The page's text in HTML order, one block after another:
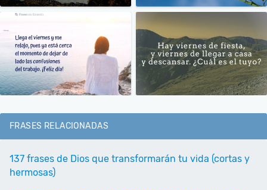
FRASES RELACIONADAS
137 frases de Dios que transformarán tu vida (cortas y
hermosas)